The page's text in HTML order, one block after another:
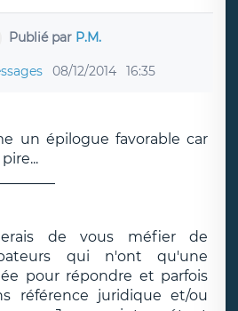
Publié par P.M.
08/12/2014 16:35
un épilogue favorable car
de vous méfier de
qui n'ont qu'une
pour répondre et parfois
référence juridique et/ou